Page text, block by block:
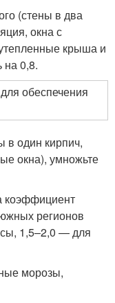
(стены в два
окна с
крыша и
на 0,8.
обеспечения
в один кирпич,
окна), умножьте
коэффициент
регионов
1,5–2,0 — для
морозы,